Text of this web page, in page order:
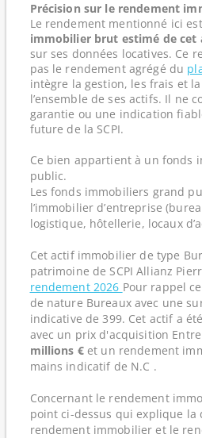
Précision sur le rendement
Le rendement mentionné ici
immobilier brut estimé de cet
sur ses données locatives. Ce
pas le rendement agrégé du
intègre la gestion, les frais et
l’ensemble de ses actifs. Il ne
garantie ou une indication
future de la SCPI.
Ce bien appartient à un fonds
public.
Les fonds immobiliers grand
l’immobilier d’entreprise
logistique, hôtellerie, locaux
Cet actif immobilier de type
patrimoine de SCPI Allianz
rendement 2026 Pour rappel
de nature Bureaux avec une
indicative de 399. Cet actif a
avec un prix d'acquisition Entre
millions €et un rendement
mains indicatif de N.C .
Concernant le rendement
point ci-dessus qui explique la
rendement immobilier et le